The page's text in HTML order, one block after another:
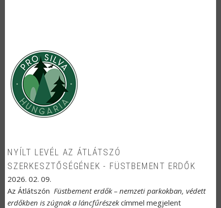
NYÍLT LEVÉL AZ ÁTLÁTSZÓ
SZERKESZTŐSÉGÉNEK - FÜSTBEMENT ERDŐK
2026. 02. 09.
Az Átlátszón Füstbement erdők – nemzeti parkokban, védett
erdőkben is zúgnak a láncfűrészekcímmel megjelent